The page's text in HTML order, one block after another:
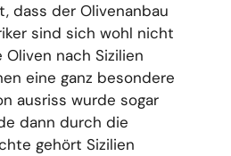
dass der Olivenanbau
sind sich wohl nicht
nach Sizilien
eine ganz besondere
ausriss wurde sogar
dann durch die
gehört Sizilien